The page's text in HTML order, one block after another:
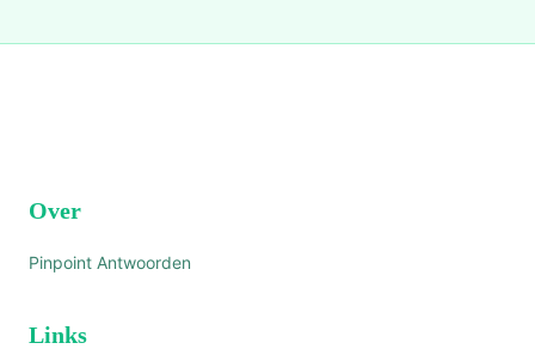
Over
Pinpoint Antwoorden
Links